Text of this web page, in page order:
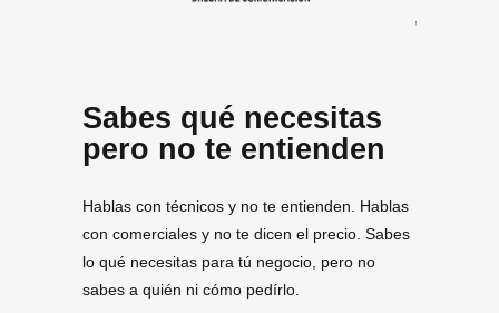
Sabes qué necesitas
pero no te entienden
Hablas con técnicos y no te entienden. Hablas
con comerciales y no te dicen el precio. Sabes
lo qué necesitas para tú negocio, pero no
sabes a quién ni cómo pedírlo.